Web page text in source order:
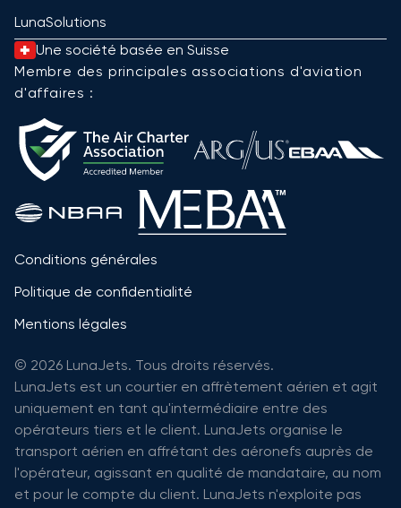
LunaSolutions
Une société basée en Suisse
Membre des principales associations d'aviation
d'affaires :
Conditions générales
Politique de confidentialité
Mentions légales
© 2026 LunaJets. Tous droits réservés.
LunaJets est un courtier en affrètement aérien et agit
uniquement en tant qu'intermédiaire entre des
opérateurs tiers et le client. LunaJets organise le
transport aérien en affrétant des aéronefs auprès de
l'opérateur, agissant en qualité de mandataire, au nom
et pour le compte du client. LunaJets n'exploite pas